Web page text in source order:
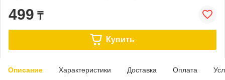
499 ₸
Купить
Описание Характеристики Доставка Оплата